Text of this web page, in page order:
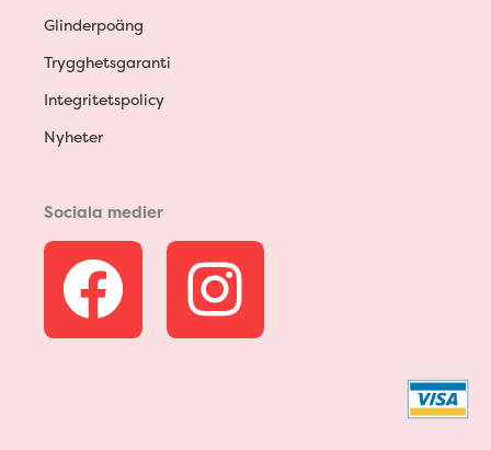
Glinderpoäng
Trygghetsgaranti
Integritetspolicy
Nyheter
Sociala medier
F
a
I
n